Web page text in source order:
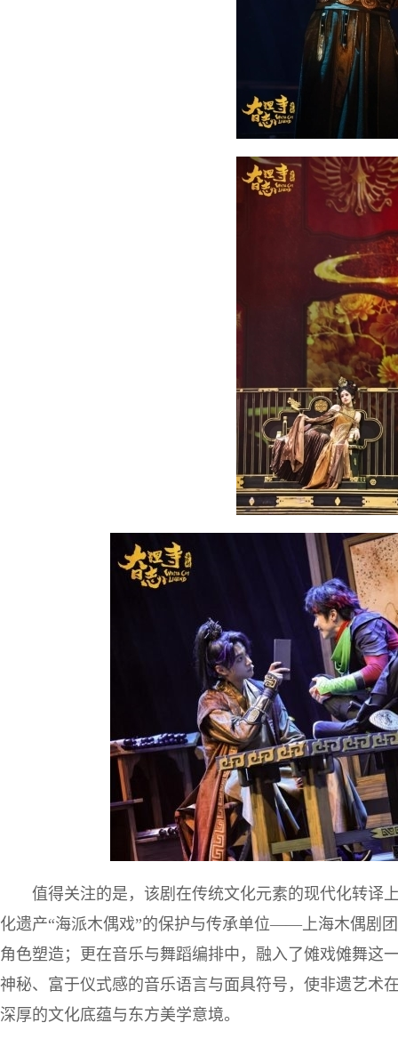
值得关注的是，该剧在传统文化元素的现代化转译
化遗产“海派木偶戏”的保护与传承单位——上海木偶剧
角色塑造；更在音乐与舞蹈编排中，融入了傩戏傩舞这
神秘、富于仪式感的音乐语言与面具符号，使非遗艺术
深厚的文化底蕴与东方美学意境。